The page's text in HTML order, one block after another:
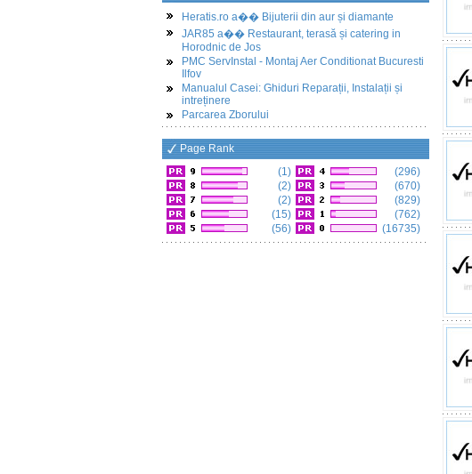
Heratis.ro a�� Bijuterii din aur și diamante
JAR85 a�� Restaurant, terasă și catering in
Horodnic de Jos
PMC ServInstal - Montaj Aer Conditionat Bucuresti
Ilfov
Manualul Casei: Ghiduri Reparații, Instalații și
intreținere
Parcarea Zborului
Page Rank
(1)
(2)
(2)
(15)
(56)
(296)
(670)
(829)
(762)
(16735)